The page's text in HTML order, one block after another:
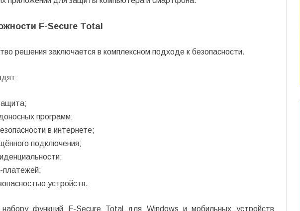
F-Secure Total
решения заключается в комплексном подходе к безопасности.
программ;
в интернете;
подключения;
платежей;
устройств.
набору функций F-Secure Total для Windows и мобильных устройств